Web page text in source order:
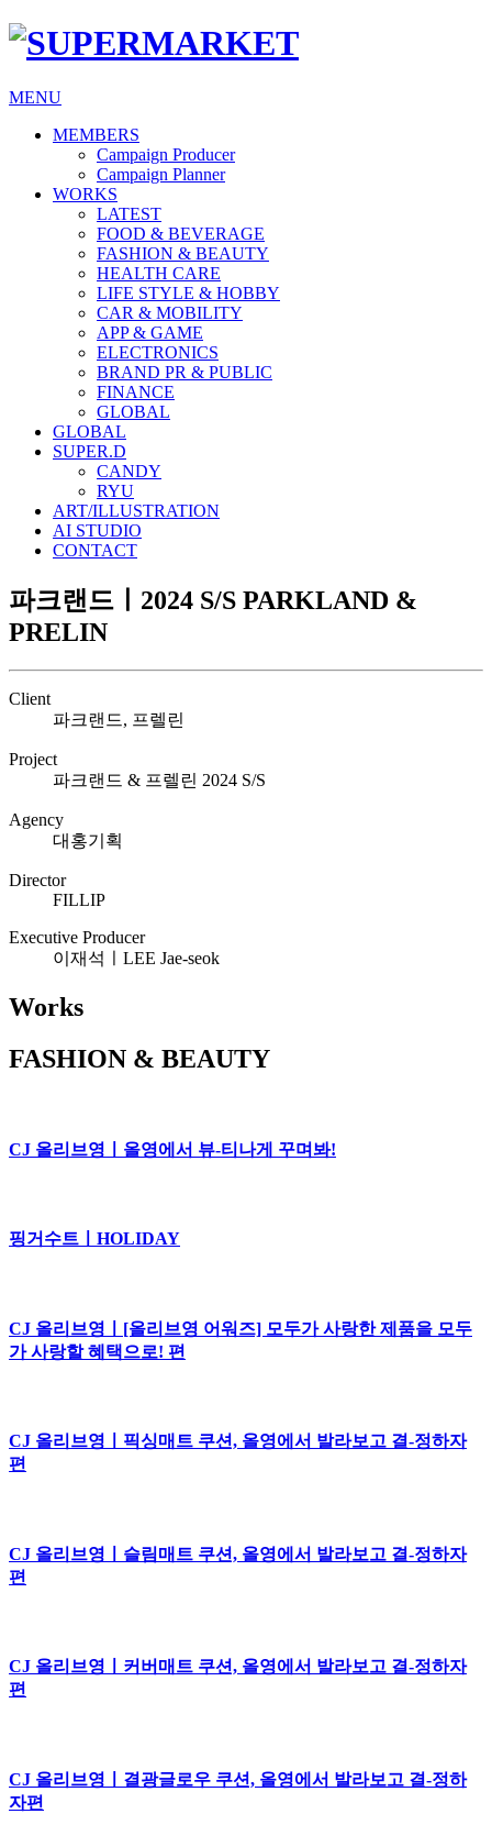
MENU
MEMBERS
Campaign Producer
Campaign Planner
WORKS
LATEST
FOOD & BEVERAGE
FASHION & BEAUTY
HEALTH CARE
LIFE STYLE & HOBBY
CAR & MOBILITY
APP & GAME
ELECTRONICS
BRAND PR & PUBLIC
FINANCE
GLOBAL
GLOBAL
SUPER.D
CANDY
RYU
ART/ILLUSTRATION
AI STUDIO
CONTACT
파크랜드ㅣ2024 S/S PARKLAND &
PRELIN
Client
파크랜드, 프렐린
Project
파크랜드 & 프렐린 2024 S/S
Agency
대홍기획
Director
FILLIP
Executive Producer
이재석ㅣLEE Jae-seok
Works
FASHION & BEAUTY
CJ 올리브영ㅣ올영에서 뷰-티나게 꾸며봐!
핑거수트ㅣHOLIDAY
CJ 올리브영ㅣ[올리브영 어워즈] 모두가 사랑한 제품을 모두
가 사랑할 혜택으로! 편
CJ 올리브영ㅣ픽싱매트 쿠션, 올영에서 발라보고 결-정하자
편
CJ 올리브영ㅣ슬림매트 쿠션, 올영에서 발라보고 결-정하자
편
CJ 올리브영ㅣ커버매트 쿠션, 올영에서 발라보고 결-정하자
편
CJ 올리브영ㅣ결광글로우 쿠션, 올영에서 발라보고 결-정하
자편